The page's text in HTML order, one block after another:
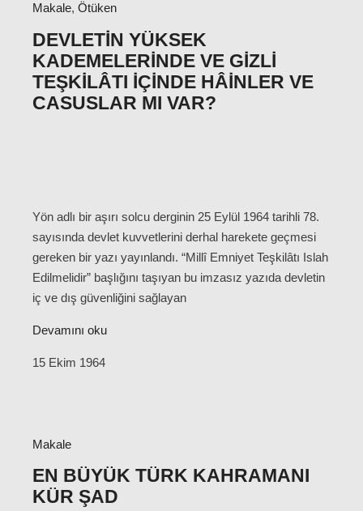
Makale, Ötüken
DEVLETIN YÜKSEK
KADEMELERINDE VE GIZLI
TEŞKILÂTI İÇINDE HÂINLER VE
CASUSLAR MI VAR?
Yön adlı bir aşırı solcu derginin 25 Eylül 1964 tarihli 78.
sayısında devlet kuvvetlerini derhal harekete geçmesi
gereken bir yazı yayınlandı. “Millî Emniyet Teşkilâtı Islah
Edilmelidir” başlığını taşıyan bu imzasız yazıda devletin
iç ve dış güvenliğini sağlayan
Devamını oku
15 Ekim 1964
Makale
EN BÜYÜK TÜRK KAHRAMANI
KÜR ŞAD